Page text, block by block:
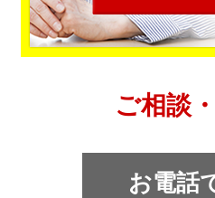
ご相談
お電話